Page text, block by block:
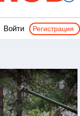
Войти Регистрация